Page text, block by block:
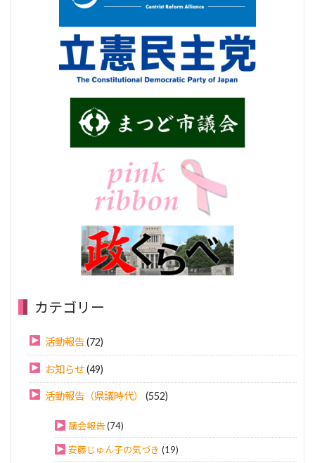
カテゴリー
活動報告(72)
お知らせ(49)
活動報告（県議時代） (552)
議会報告(74)
安藤じゅん子の気づき (19)